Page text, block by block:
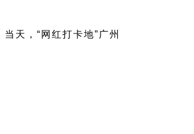
天，“网红打卡地”广州